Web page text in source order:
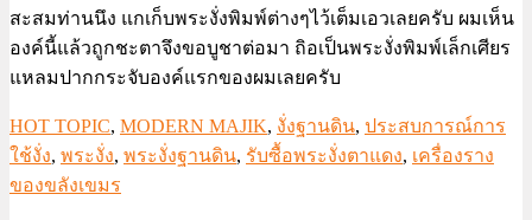
สะสมท่านนึง แกเก็บพระงั่งพิมพ์ต่างๆไว้เต็มเอวเลยครับ ผมเห็น
องค์นี้แล้วถูกชะตาจึงขอบูชาต่อมา ถิอเป็นพระงั่งพิมพ์เล็กเศียร
แหลมปากกระจับองค์แรกของผมเลยครับ
HOT TOPIC, MODERN MAJIK, งั่งฐานดิน, ประสบการณ์การ
ใช้งั่ง, พระงั่ง, พระงั่งฐานดิน, รับซื้อพระงั่งตาแดง, เครื่องราง
ของขลังเขมร